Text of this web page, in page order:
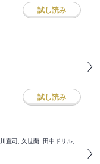
試し読み
試し読み